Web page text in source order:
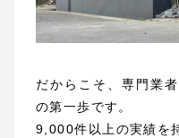
だからこそ、専門業
の第一歩です。
9,000件以上の実績を